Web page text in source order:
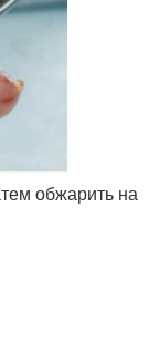
обжарить на